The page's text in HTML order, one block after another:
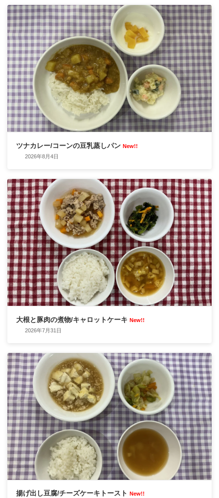
ツナカレー/コーンの豆乳蒸しパン New!!
2026年8月4日
大根と豚肉の煮物/キャロットケーキ New!!
2026年7月31日
揚げ出し豆腐/チーズケーキトースト
New!!